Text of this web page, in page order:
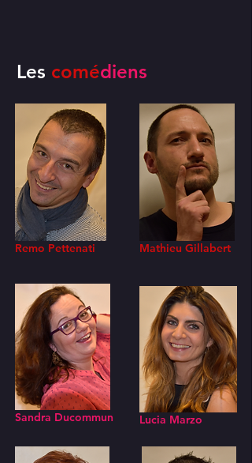
Les comédiens
Remo Pettenati Mathieu Gillabert
Sandra Ducommun Lucia Marzo